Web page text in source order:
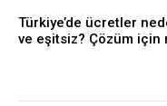
Türkiye’de ücretler
ve eşitsiz? Çözüm için